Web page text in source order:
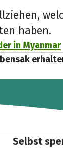
haben.
in Myanmar
Selbst